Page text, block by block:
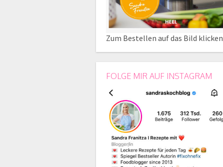
Zum Bestellen auf das Bild klicken
FOLGE MIR AUF INSTAGRAM